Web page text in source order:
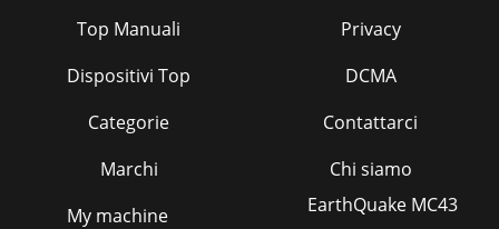
Top Manuali
Dispositivi Top
Categorie
Marchi
Privacy
DCMA
Contattarci
Chi siamo
My machine
EarthQuake MC43